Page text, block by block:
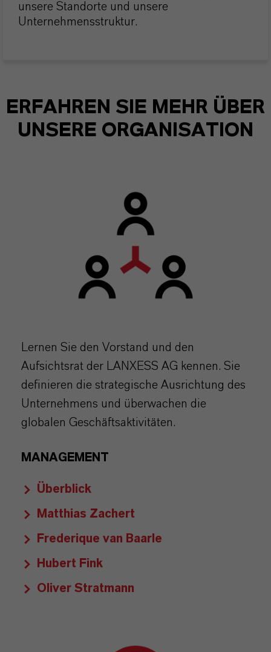
unsere Standorte und unsere
Unternehmensstruktur.
ERFAHREN SIE MEHR ÜBER
UNSERE ORGANISATION
Lernen Sie den Vorstand und den
Aufsichtsrat der LANXESS AG kennen. Sie
definieren die strategische Ausrichtung des
Unternehmens und überwachen die
globalen Geschäftsaktivitäten.
MANAGEMENT
Überblick
Matthias Zachert
Frederique van Baarle
Hubert Fink
Oliver Stratmann